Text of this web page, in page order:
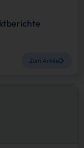
Zum Artikel